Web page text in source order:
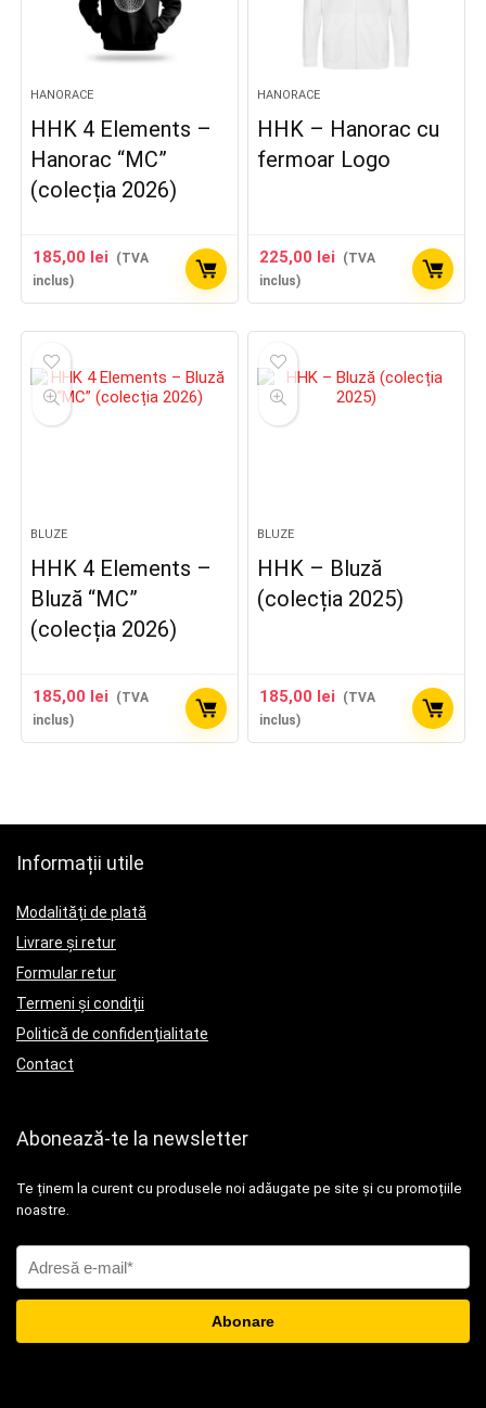
HANORACE
HHK 4 Elements –
Hanorac “MC”
(colecția 2026)
185,00 lei
(TVA
inclus)
HANORACE
HHK – Hanorac cu
fermoar Logo
225,00 lei
(TVA
inclus)
BLUZE
HHK 4 Elements –
Bluză “MC”
(colecția 2026)
185,00 lei
(TVA
inclus)
BLUZE
HHK – Bluză
(colecția 2025)
185,00 lei
(TVA
inclus)
Informații utile
Modalități de plată
Livrare și retur
Formular retur
Termeni și condiții
Politică de confidențialitate
Contact
Abonează-te la newsletter
Te ținem la curent cu produsele noi adăugate pe site și cu promoțiile
noastre.